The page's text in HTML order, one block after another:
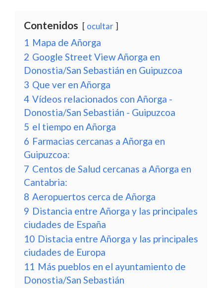
Contenidos ocultar
1 Mapa de Añorga
2 Google Street View Añorga en
Donostia/San Sebastián en Guipuzcoa
3 Que ver en Añorga
4 Vídeos relacionados con Añorga -
Donostia/San Sebastián - Guipuzcoa
5 el tiempo en Añorga
6 Farmacias cercanas a Añorga en
Guipuzcoa:
7 Centos de Salud cercanas a Añorga en
Cantabria:
8 Aeropuertos cerca de Añorga
9 Distancia entre Añorga y las principales
ciudades de España
10 Distacia entre Añorga y las principales
ciudades de Europa
11 Más pueblos en el ayuntamiento de
Donostia/San Sebastián